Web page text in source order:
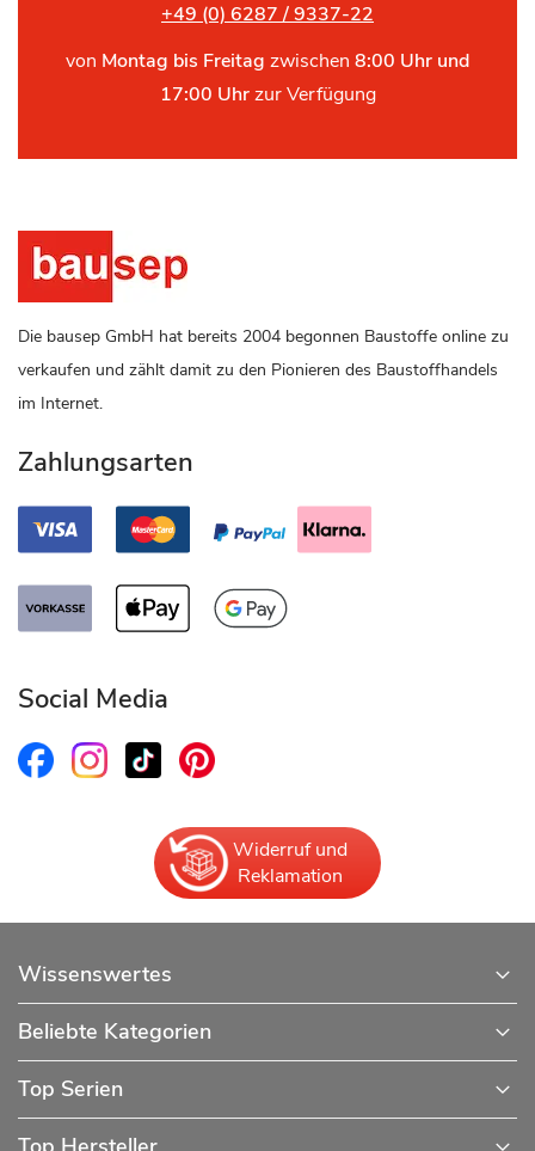
+49 (0) 6287 / 9337-22
von Montag bis Freitag zwischen 8:00 Uhr und
17:00 Uhrzur Verfügung
Die bausep GmbH hat bereits 2004 begonnen Baustoffe online zu
verkaufen und zählt damit zu den Pionieren des Baustoffhandels
im Internet.
Zahlungsarten
Social Media
Widerruf und
Reklamation
Wissenswertes
Beliebte Kategorien
Top Serien